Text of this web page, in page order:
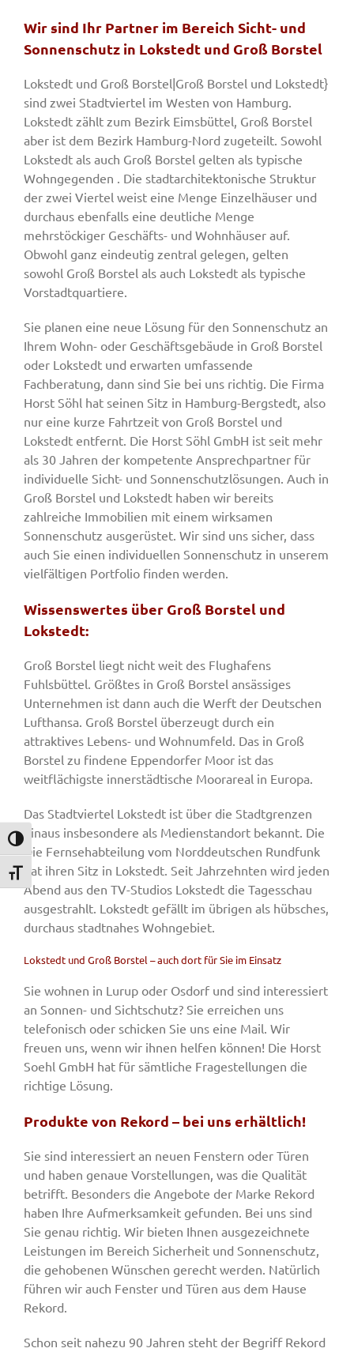
Umschalten auf hohe Kontraste
Schrift vergrößern
Wir sind Ihr Partner im Bereich Sicht- und
Sonnenschutz in Lokstedt und Groß Borstel
Lokstedt und Groß Borstel|Groß Borstel und Lokstedt}
sind zwei Stadtviertel im Westen von Hamburg.
Lokstedt zählt zum Bezirk Eimsbüttel, Groß Borstel
aber ist dem Bezirk Hamburg-Nord zugeteilt. Sowohl
Lokstedt als auch Groß Borstel gelten als typische
Wohngegenden . Die stadtarchitektonische Struktur
der zwei Viertel weist eine Menge Einzelhäuser und
durchaus ebenfalls eine deutliche Menge
mehrstöckiger Geschäfts- und Wohnhäuser auf.
Obwohl ganz eindeutig zentral gelegen, gelten
sowohl Groß Borstel als auch Lokstedt als typische
Vorstadtquartiere.
Sie planen eine neue Lösung für den Sonnenschutz an
Ihrem Wohn- oder Geschäftsgebäude in Groß Borstel
oder Lokstedt und erwarten umfassende
Fachberatung, dann sind Sie bei uns richtig. Die Firma
Horst Söhl hat seinen Sitz in Hamburg-Bergstedt, also
nur eine kurze Fahrtzeit von Groß Borstel und
Lokstedt entfernt. Die Horst Söhl GmbH ist seit mehr
als 30 Jahren der kompetente Ansprechpartner für
individuelle Sicht- und Sonnenschutzlösungen. Auch in
Groß Borstel und Lokstedt haben wir bereits
zahlreiche Immobilien mit einem wirksamen
Sonnenschutz ausgerüstet. Wir sind uns sicher, dass
auch Sie einen individuellen Sonnenschutz in unserem
vielfältigen Portfolio finden werden.
Wissenswertes über Groß Borstel und
Lokstedt:
Groß Borstel liegt nicht weit des Flughafens
Fuhlsbüttel. Größtes in Groß Borstel ansässiges
Unternehmen ist dann auch die Werft der Deutschen
Lufthansa. Groß Borstel überzeugt durch ein
attraktives Lebens- und Wohnumfeld. Das in Groß
Borstel zu findene Eppendorfer Moor ist das
weitflächigste innerstädtische Moorareal in Europa.
Das Stadtviertel Lokstedt ist über die Stadtgrenzen
hinaus insbesondere als Medienstandort bekannt. Die
Die Fernsehabteilung vom Norddeutschen Rundfunk
hat ihren Sitz in Lokstedt. Seit Jahrzehnten wird jeden
Abend aus den TV-Studios Lokstedt die Tagesschau
ausgestrahlt. Lokstedt gefällt im übrigen als hübsches,
durchaus stadtnahes Wohngebiet.
Lokstedt und Groß Borstel – auch dort für Sie im Einsatz
Sie wohnen in Lurup oder Osdorf und sind interessiert
an Sonnen- und Sichtschutz? Sie erreichen uns
telefonisch oder schicken Sie uns eine Mail. Wir
freuen uns, wenn wir ihnen helfen können! Die Horst
Soehl GmbH hat für sämtliche Fragestellungen die
richtige Lösung.
Produkte von Rekord – bei uns erhältlich!
Sie sind interessiert an neuen Fenstern oder Türen
und haben genaue Vorstellungen, was die Qualität
betrifft. Besonders die Angebote der Marke Rekord
haben Ihre Aufmerksamkeit gefunden. Bei uns sind
Sie genau richtig. Wir bieten Ihnen ausgezeichnete
Leistungen im Bereich Sicherheit und Sonnenschutz,
die gehobenen Wünschen gerecht werden. Natürlich
führen wir auch Fenster und Türen aus dem Hause
Rekord.
Schon seit nahezu 90 Jahren steht der Begriff Rekord